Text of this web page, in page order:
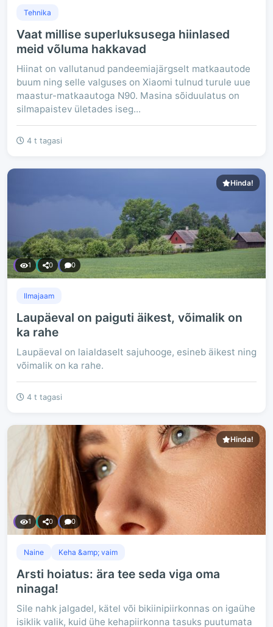
Tehnika
Vaat millise superluksusega hiinlased
meid võluma hakkavad
Hiinat on vallutanud pandeemiajärgselt matkaautode
buum ning selle valguses on Xiaomi tulnud turule uue
maastur-matkaautoga N90. Masina sõiduulatus on
silmapaistev ületades iseg...
4 t tagasi
Hinda!
1 0 0
Ilmajaam
Laupäeval on paiguti äikest, võimalik on
ka rahe
Laupäeval on laialdaselt sajuhooge, esineb äikest ning
võimalik on ka rahe.
4 t tagasi
Hinda!
1 0 0
Naine Keha &amp; vaim
Arsti hoiatus: ära tee seda viga oma
ninaga!
Sile nahk jalgadel, kätel või bikiinipiirkonnas on igaühe
isiklik valik, kuid ühe kehapiirkonna tasuks puutumata